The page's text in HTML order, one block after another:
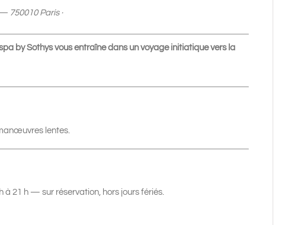
750010 Paris ·
by Sothys vous entraîne dans un voyage initiatique vers la
lentes.
à 21 h — sur réservation, hors jours fériés.